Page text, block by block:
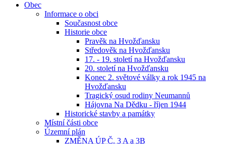
Obec
Informace o obci
Současnost obce
Historie obce
Pravěk na Hvožďansku
Středověk na Hvožďansku
17. - 19. století na Hvožďansku
20. století na Hvožďansku
Konec 2. světové války a rok 1945 na
Hvožďansku
Tragický osud rodiny Neumannů
Hájovna Na Dědku - říjen 1944
Historické stavby a památky
Místní části obce
Územní plán
ZMĚNA ÚP Č. 3 A a 3B